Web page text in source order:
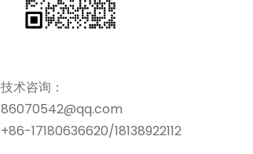
技术咨询：
86070542@qq.com
+86-17180636620/18138922112